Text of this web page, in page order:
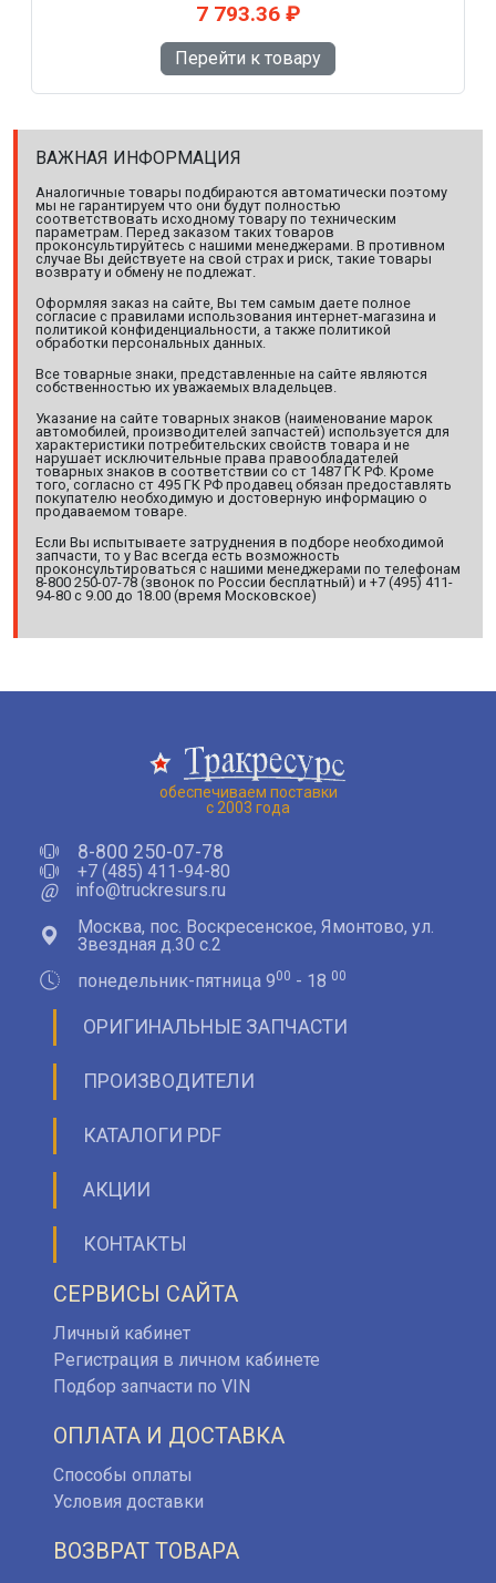
7 793.36 ₽
Перейти к товару
ВАЖНАЯ ИНФОРМАЦИЯ
Аналогичные товары подбираются автоматически поэтому
мы не гарантируем что они будут полностью
соответствовать исходному товару по техническим
параметрам. Перед заказом таких товаров
проконсультируйтесь с нашими менеджерами. В противном
случае Вы действуете на свой страх и риск, такие товары
возврату и обмену не подлежат.
Оформляя заказ на сайте, Вы тем самым даете полное
согласие с правилами использования интернет-магазина и
политикой конфиденциальности, а также политикой
обработки персональных данных.
Все товарные знаки, представленные на сайте являются
собственностью их уважаемых владельцев.
Указание на сайте товарных знаков (наименование марок
автомобилей, производителей запчастей) используется для
характеристики потребительских свойств товара и не
нарушает исключительные права правообладателей
товарных знаков в соответствии со ст 1487 ГК РФ. Кроме
того, согласно ст 495 ГК РФ продавец обязан предоставлять
покупателю необходимую и достоверную информацию о
продаваемом товаре.
Если Вы испытываете затруднения в подборе необходимой
запчасти, то у Вас всегда есть возможность
проконсультироваться с нашими менеджерами по телефонам
8-800 250-07-78 (звонок по России бесплатный) и +7 (495) 411-
94-80 с 9.00 до 18.00 (время Московское)
обеспечиваем поставки
с 2003 года
8-800 250-07-78
+7 (485) 411-94-80
@
info@truckresurs.ru
Москва, пос. Воскресенское, Ямонтово, ул.
Звездная д.30 с.2
понедельник-пятница 900 - 18 00
ОРИГИНАЛЬНЫЕ ЗАПЧАСТИ
ПРОИЗВОДИТЕЛИ
КАТАЛОГИ PDF
АКЦИИ
КОНТАКТЫ
СЕРВИСЫ САЙТА
Личный кабинет
Регистрация в личном кабинете
Подбор запчасти по VIN
ОПЛАТА И ДОСТАВКА
Способы оплаты
Условия доставки
ВОЗВРАТ ТОВАРА